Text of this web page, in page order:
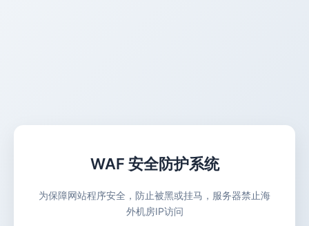
WAF 安全防护系统
为保障网站程序安全，防止被黑或挂马，服务器禁止海
外机房IP访问